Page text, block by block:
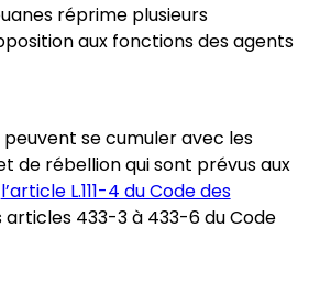
réprime plusieurs
aux fonctions des agents
se cumuler avec les
de rébellion qui sont prévus aux
l’article L.111-4 du Code des
433-3 à 433-6 du Code